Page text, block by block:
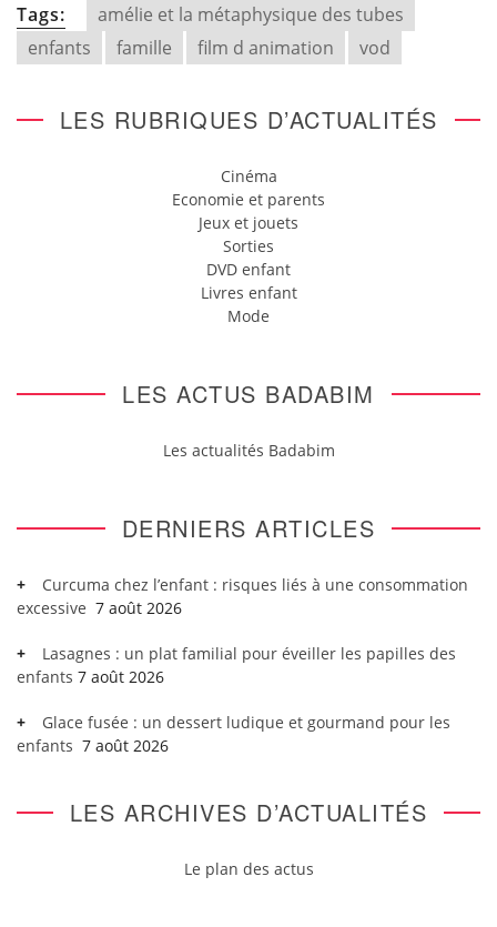
Tags:
amélie et la métaphysique des tubes
enfants
famille film d animation vod
LES RUBRIQUES D’ACTUALITÉS
Cinéma
Economie et parents
Jeux et jouets
Sorties
DVD enfant
Livres enfant
Mode
LES ACTUS BADABIM
Les actualités Badabim
DERNIERS ARTICLES
Curcuma chez l’enfant : risques liés à une consommation
excessive 7 août 2026
Lasagnes : un plat familial pour éveiller les papilles des
enfants 7 août 2026
Glace fusée : un dessert ludique et gourmand pour les
enfants 7 août 2026
LES ARCHIVES D’ACTUALITÉS
Le plan des actus